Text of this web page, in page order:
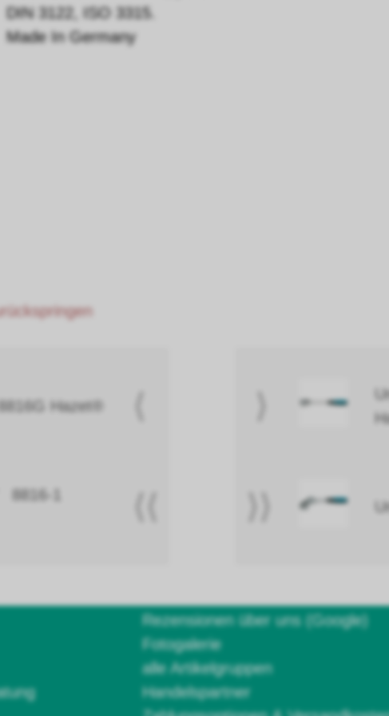
DIN 3122, ISO 3315.
Made In Germany
Hazet®
8816-1
Rezensionen über uns (Google)
Fotogalerie
alle Artikelgruppen
Handelspartner